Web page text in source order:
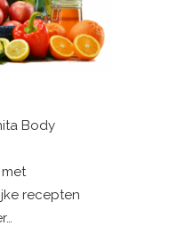
Body
recepten